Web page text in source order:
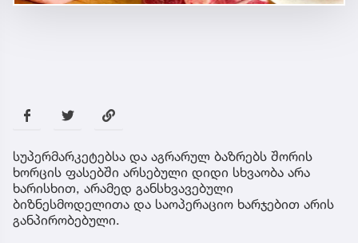
სუპერმარკეტებსა და აგრარულ ბაზრებს შორის
ხორცის ფასებში არსებული დიდი სხვაობა არა
ხარისხით, არამედ განსხვავებული
ბიზნესმოდელითა და საოპერაციო ხარჯებით არის
განპირობებული.